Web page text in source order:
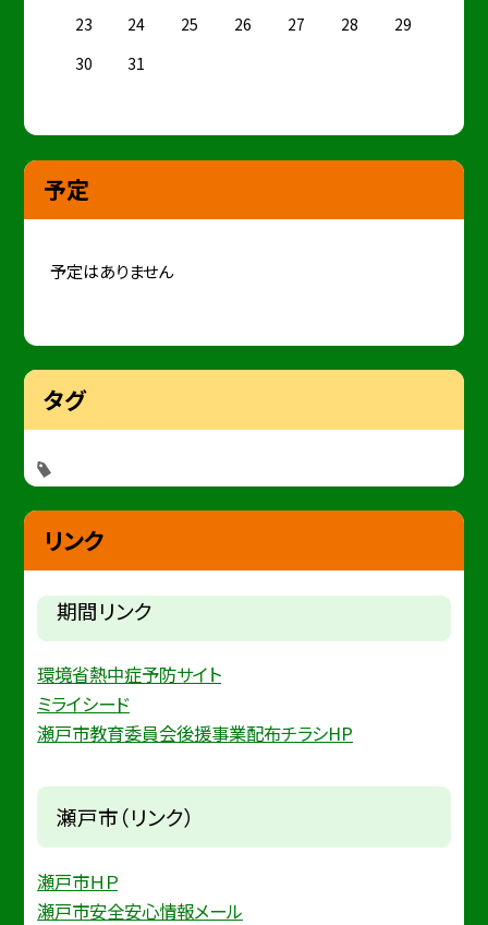
23
24 25 26 27 28
29
30
31
予定
予定はありません
タグ
リンク
期間リンク
環境省熱中症予防サイト
ミライシード
瀬戸市教育委員会後援事業配布チラシHP
瀬戸市（リンク）
瀬戸市ＨＰ
瀬戸市安全安心情報メール